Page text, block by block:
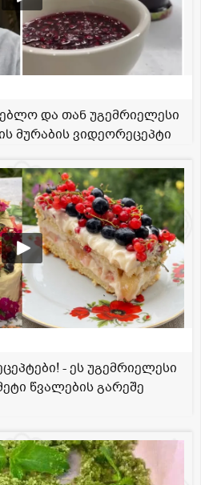
და თან უგემრიელესი
მურაბის ვიდეორეცეპტი
- ეს უგემრიელესი
წვალების გარეშე